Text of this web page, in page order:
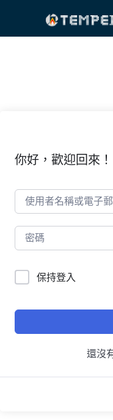
你好，歡迎回來！
保持登入
還沒